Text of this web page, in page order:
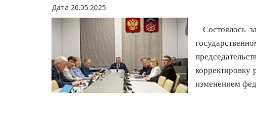
Дата 26.05.2025
Состоялось
корректировку
изменением